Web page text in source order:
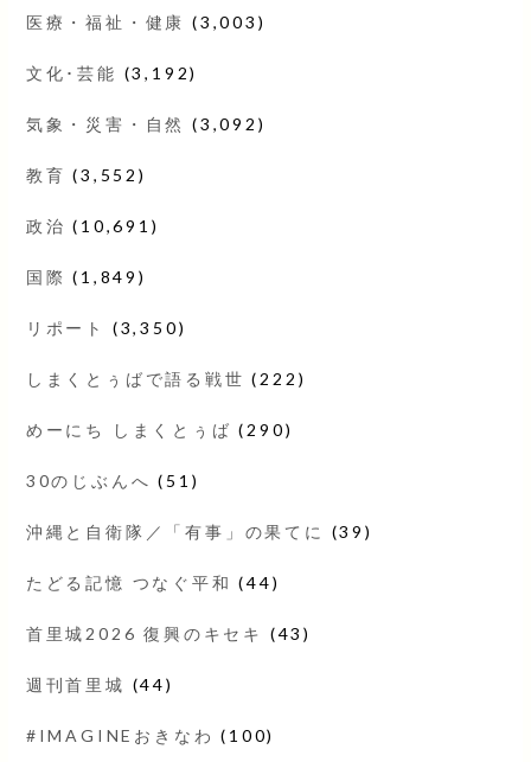
医療・福祉・健康 (3,003)
文化･芸能 (3,192)
気象・災害・自然 (3,092)
教育 (3,552)
政治 (10,691)
国際 (1,849)
リポート (3,350)
しまくとぅばで語る戦世 (222)
めーにち しまくとぅば (290)
30のじぶんへ (51)
沖縄と自衛隊／「有事」の果てに (39)
たどる記憶 つなぐ平和 (44)
首里城2026 復興のキセキ (43)
週刊首里城 (44)
#IMAGINEおきなわ (100)